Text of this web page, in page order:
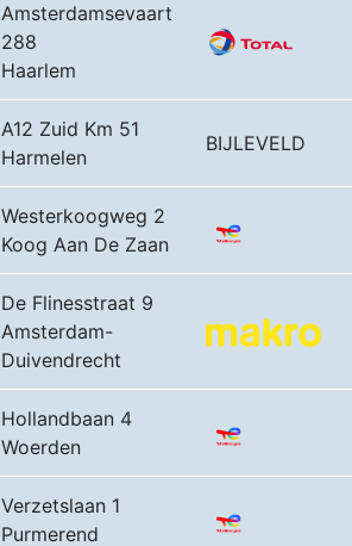
Amsterdamsevaart
288
Haarlem
A12 Zuid Km 51
Harmelen
BIJLEVELD
Westerkoogweg 2
Koog Aan De Zaan
De Flinesstraat 9
Amsterdam-
Duivendrecht
Hollandbaan 4
Woerden
Verzetslaan 1
Purmerend